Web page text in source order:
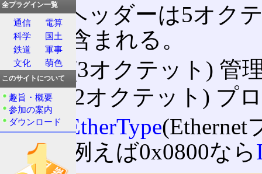
SNAPヘッダーは5オク
情報が含まれる。
OUI(3オクテット) 管
PID(2オクテット) プ
PIDはEtherType
ある。例えば0x0800なら
全プラグイン一覧
通信
電算
科学
国土
鉄道
軍事
文化
萌色
このサイトについて
趣旨・概要
参加の案内
ダウンロード